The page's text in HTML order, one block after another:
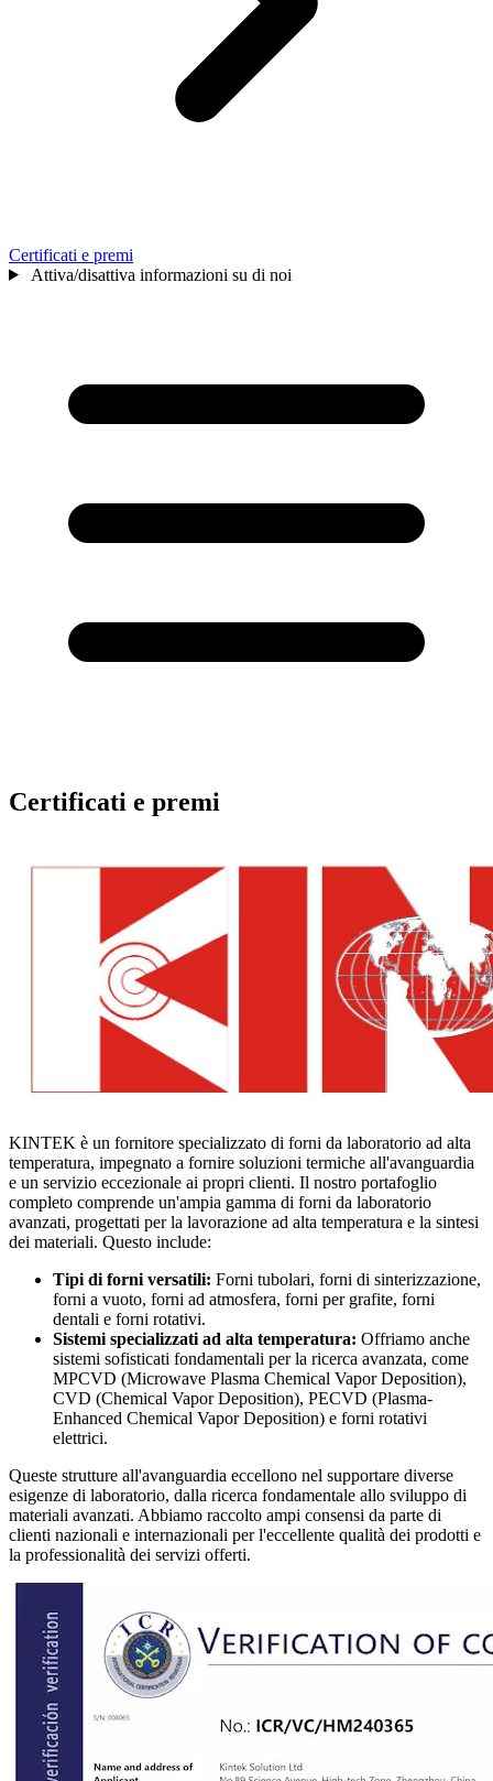
Certificati e premi
Attiva/disattiva informazioni su di noi
Certificati e premi
KINTEK è un fornitore specializzato di forni da laboratorio ad alta
temperatura, impegnato a fornire soluzioni termiche all'avanguardia
e un servizio eccezionale ai propri clienti. Il nostro portafoglio
completo comprende un'ampia gamma di forni da laboratorio
avanzati, progettati per la lavorazione ad alta temperatura e la sintesi
dei materiali. Questo include:
Tipi di forni versatili: Forni tubolari, forni di sinterizzazione,
forni a vuoto, forni ad atmosfera, forni per grafite, forni
dentali e forni rotativi.
Sistemi specializzati ad alta temperatura: Offriamo anche
sistemi sofisticati fondamentali per la ricerca avanzata, come
MPCVD (Microwave Plasma Chemical Vapor Deposition),
CVD (Chemical Vapor Deposition), PECVD (Plasma-
Enhanced Chemical Vapor Deposition) e forni rotativi
elettrici.
Queste strutture all'avanguardia eccellono nel supportare diverse
esigenze di laboratorio, dalla ricerca fondamentale allo sviluppo di
materiali avanzati. Abbiamo raccolto ampi consensi da parte di
clienti nazionali e internazionali per l'eccellente qualità dei prodotti e
la professionalità dei servizi offerti.